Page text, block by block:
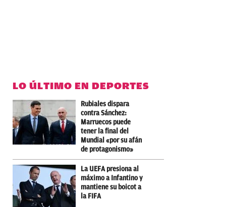
LO ÚLTIMO EN DEPORTES
Rubiales dispara
contra Sánchez:
Marruecos puede
tener la final del
Mundial «por su afán
de protagonismo»
La UEFA presiona al
máximo a Infantino y
mantiene su boicot a
la FIFA